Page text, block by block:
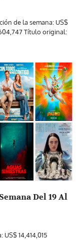
de la semana: US$
Título original:
Del 19 Al
US$ 14,414,015